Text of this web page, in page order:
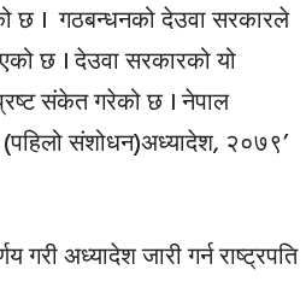
छ । गठबन्धनको देउवा सरकारले
छ । देउवा सरकारको यो
संकेत गरेको छ । नेपाल
(पहिलो संशोधन)अध्यादेश, २०७९’
अध्यादेश जारी गर्न राष्ट्रपति